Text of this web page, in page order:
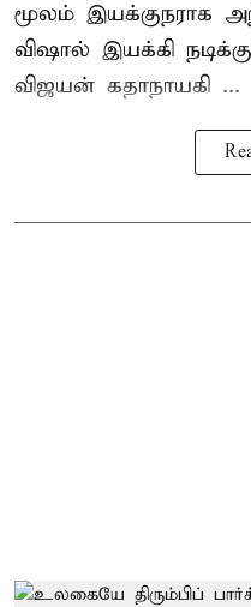
மூலம் இயக்குநராக
விஷால் இயக்கி
விஜயன் கதாநாயகி ...